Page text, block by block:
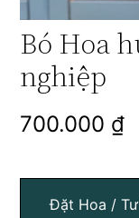
Bó Hoa
nghiệp
700.000 ₫
Đặt Hoa /